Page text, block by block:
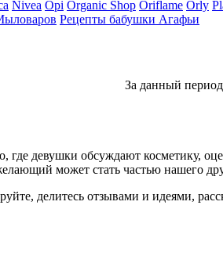
Nivea Opi Organic Shop Oriflame Orly
Рецепты бабушки Агафьи
За данный
где девушки обсуждают косметику,
может стать частью нашего
делитесь отзывами и идеями,